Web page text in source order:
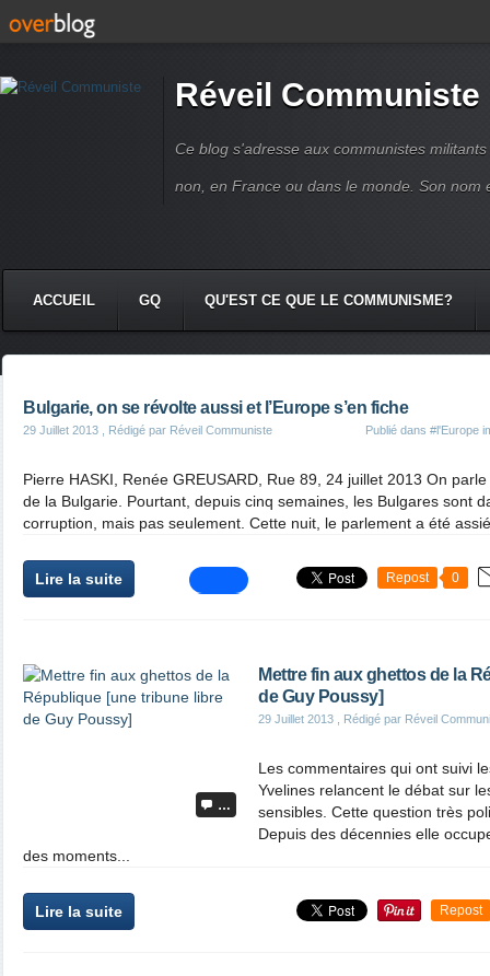
Réveil Communiste
Ce blog s'adresse aux communistes
non, en France ou dans le monde. Son nom
ACCUEIL GQ QU'EST CE QUE LE COMMUNISME?
Bulgarie, on se révolte aussi et l’Europe s’en fiche
29 Juillet 2013 , Rédigé par Réveil Communiste Publié dans #l'Europe
Pierre HASKI, Renée GREUSARD, Rue 89, 24 juillet 2013 On
de la Bulgarie. Pourtant, depuis cinq semaines, les Bulgares sont
corruption, mais pas seulement. Cette nuit, le parlement a été
Lire la suite Repost 0
…
Mettre fin aux ghettos de la
de Guy Poussy]
29 Juillet 2013 , Rédigé par Réveil
Les commentaires qui ont suivi
Yvelines relancent le débat sur
sensibles. Cette question très
Depuis des décennies elle
des moments...
Lire la suite Repost